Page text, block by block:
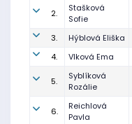
2.
Stašková
Sofie
3. Hýblová Eliška
4.
Vlková Ema
5.
Syblíková
Rozálie
6.
Reichlová
Pavla